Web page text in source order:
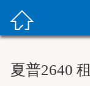

夏普2640